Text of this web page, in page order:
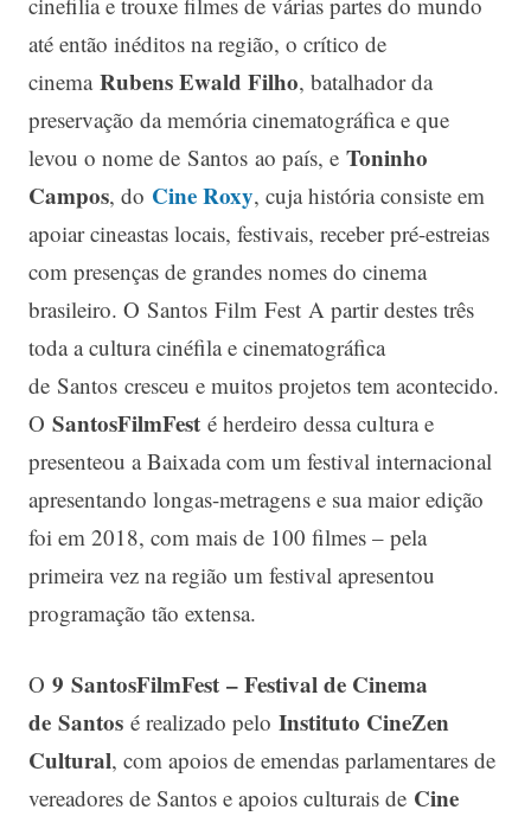
até então inéditos na região, o crítico de
cinema Rubens Ewald Filho, batalhador da
preservação da memória cinematográfica e que
levou o nome de Santos ao país, e Toninho
Campos, do Cine Roxy, cuja história consiste em
apoiar cineastas locais, festivais, receber pré-estreias
com presenças de grandes nomes do cinema
brasileiro. O Santos Film Fest A partir destes três
toda a cultura cinéfila e cinematográfica
de Santos cresceu e muitos projetos tem acontecido.
O SantosFilmFest é herdeiro dessa cultura e
presenteou a Baixada com um festival internacional
apresentando longas-metragens e sua maior edição
foi em 2018, com mais de 100 filmes – pela
primeira vez na região um festival apresentou
programação tão extensa.
O 9 SantosFilmFest – Festival de Cinema
de Santos é realizado pelo Instituto CineZen
Cultural, com apoios de emendas parlamentares de
vereadores de Santos e apoios culturais de Cine